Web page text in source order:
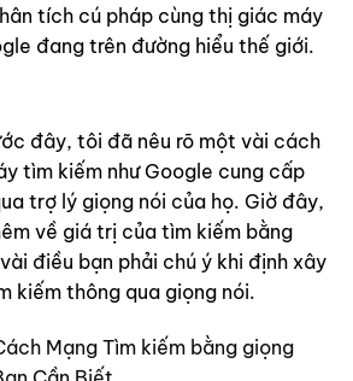
tích cú pháp cùng thị giác máy
đang trên đường hiểu thế giới.
đây, tôi đã nêu rõ một vài cách
tìm kiếm như Google cung cấp
trợ lý giọng nói của họ. Giờ đây,
về giá trị của tìm kiếm bằng
điều bạn phải chú ý khi định xây
kiếm thông qua giọng nói.
Mạng Tìm kiếm bằng giọng